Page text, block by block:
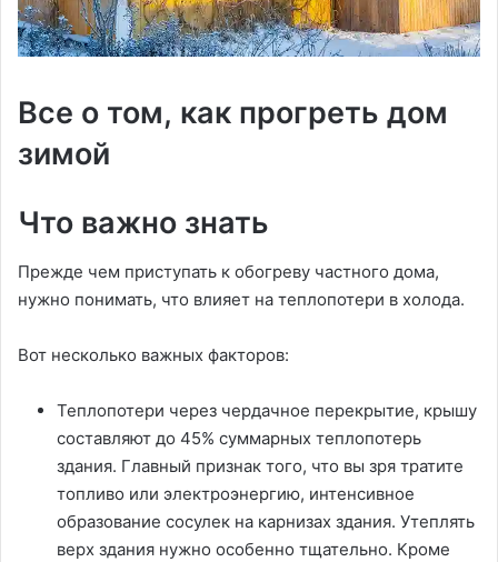
Все о том, как прогреть дом
зимой
Что важно знать
Прежде чем приступать к обогреву частного дома,
нужно понимать, что влияет на теплопотери в холода.
Вот несколько важных факторов:
Теплопотери через чердачное перекрытие, крышу
составляют до 45% суммарных теплопотерь
здания. Главный признак того, что вы зря тратите
топливо или электроэнергию, интенсивное
образование сосулек на карнизах здания. Утеплять
верх здания нужно особенно тщательно. Кроме